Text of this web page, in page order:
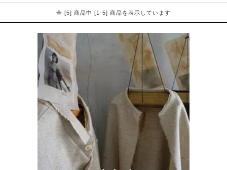
全 [5] 商品中 [1-5] 商品を表示しています